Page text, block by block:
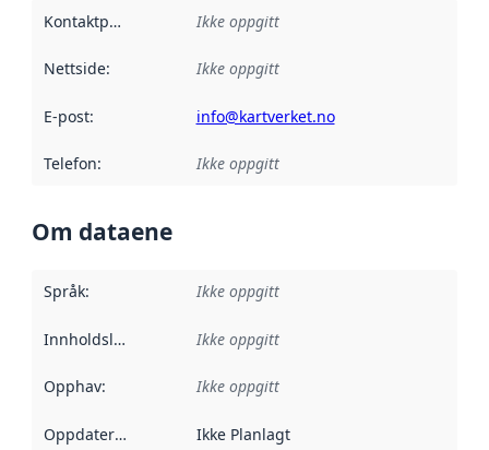
Kontaktpunkt Ikke oppgitt
Nettside: Ikke oppgitt
E-post: info@kartverket.no
Telefon: Ikke oppgitt
Om dataene
Språk: Ikke oppgitt
Innholdsleverandører :
Ikke oppgitt
Opphav: Ikke oppgitt
Oppdateringsfrekvens :
Ikke Planlagt